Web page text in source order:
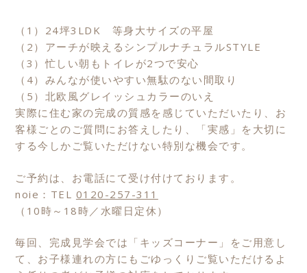
（1）24坪3LDK 等身大サイズの平屋
（2）アーチが映えるシンプルナチュラルSTYLE
（3）忙しい朝もトイレが2つで安心
（4）みんなが使いやすい無駄のない間取り
（5）北欧風グレイッシュカラーのいえ
実際に住む家の完成の質感を感じていただいたり、お
客様ごとのご質問にお答えしたり、「実感」を大切に
する今しかご覧いただけない特別な機会です。
ご予約は、お電話にて受け付けております。
noie：TEL 0120-257-311
（10時～18時／水曜日定休）
毎回、完成見学会では「キッズコーナー」をご用意し
て、お子様連れの方にもごゆっくりご覧いただけるよ